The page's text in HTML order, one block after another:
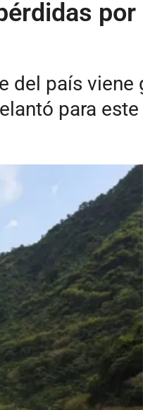
por
del país
para